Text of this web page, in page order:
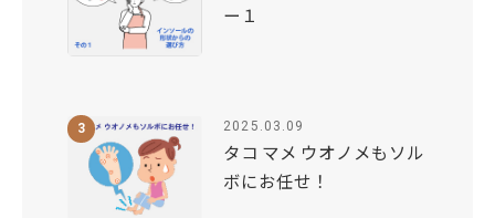
ー１
2025.03.09
タコ マメ ウオノメもソル
ボにお任せ！